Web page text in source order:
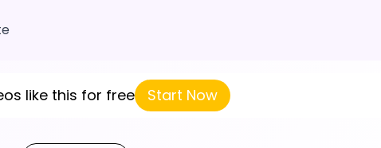
like this for free Start Now